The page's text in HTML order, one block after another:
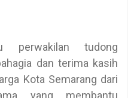
perwakilan tudong
dan terima kasih
Kota Semarang dari
yang membantu